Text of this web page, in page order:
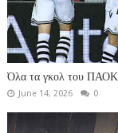
Όλα τα γκολ του
June 14, 2026 0